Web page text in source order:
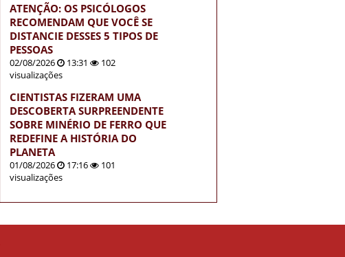
ATENÇÃO: OS PSICÓLOGOS
RECOMENDAM QUE VOCÊ SE
DISTANCIE DESSES 5 TIPOS DE
PESSOAS
02/08/2026 13:31
102
visualizações
CIENTISTAS FIZERAM UMA
DESCOBERTA SURPREENDENTE
SOBRE MINÉRIO DE FERRO QUE
REDEFINE A HISTÓRIA DO
PLANETA
01/08/2026 17:16
101
visualizações